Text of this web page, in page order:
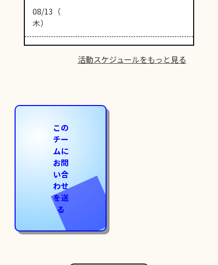
08/13（
木）
活動スケジュールをもっと見る
この
チー
ムに
お問
い合
わせ
を送
る